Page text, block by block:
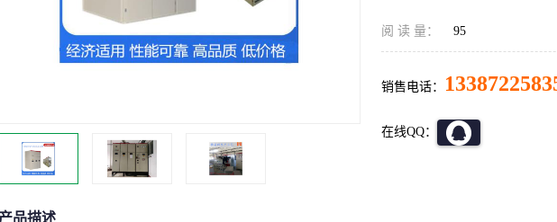
阅 读 量： 95
销售电话：
在线QQ：
产品描述